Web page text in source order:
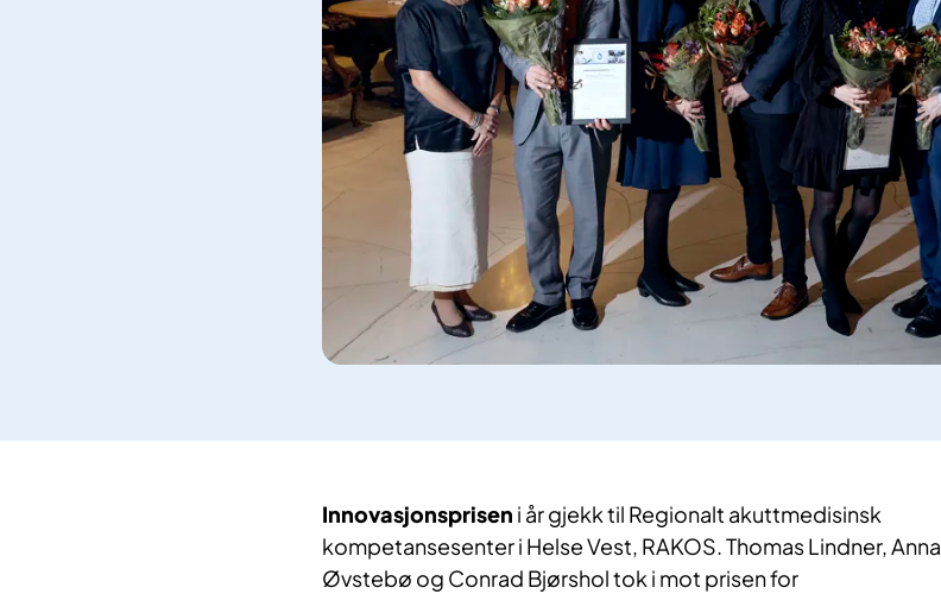
Innovasjonsprisen i år gjekk t​​il Regionalt akuttmedisinsk
kompetansesenter i Helse Vest, RAKOS. Thomas Lindner,
Øvstebø og Conrad Bjørshol tok i mot prisen for